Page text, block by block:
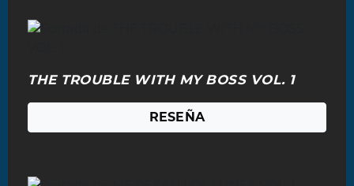
THE TROUBLE WITH MY BOSS VOL. 1
RESEÑA